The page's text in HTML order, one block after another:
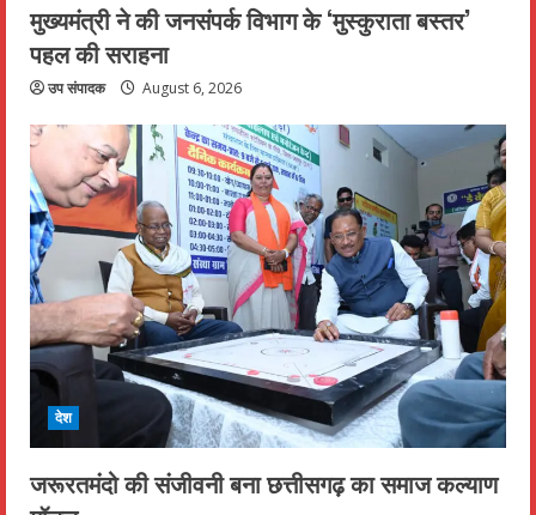
मुख्यमंत्री ने की जनसंपर्क विभाग के ‘मुस्कुराता बस्तर’
पहल की सराहना
उप संपादक August 6, 2026
देश
जरूरतमंदो की संजीवनी बना छत्तीसगढ़ का समाज कल्याण